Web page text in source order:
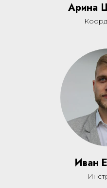
Арина
Иван